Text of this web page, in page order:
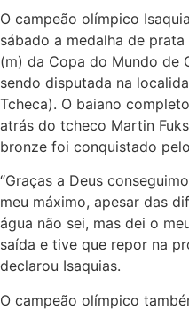
O campeão olímpico
sábado a medalha de
(m) da Copa do Mundo de
sendo disputada na
Tcheca). O baiano
atrás do tcheco Martin
bronze foi conquistado
“Graças a Deus
meu máximo, apesar das
água não sei, mas dei o
saída e tive que repor na
declarou Isaquias.
O campeão olímpico